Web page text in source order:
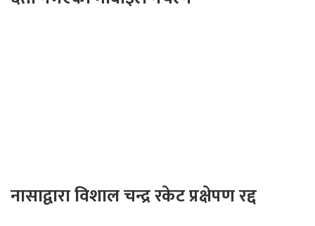
नासाद्वारा विशाल चन्द्र रकेट प्रक्षेपण रद्द